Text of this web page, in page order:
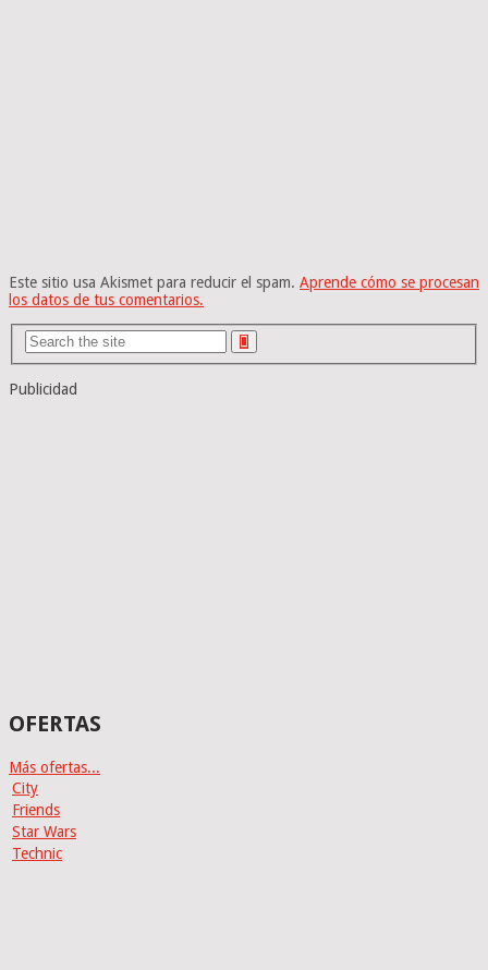
Este sitio usa Akismet para reducir el spam. Aprende cómo se procesan
los datos de tus comentarios.
Publicidad
OFERTAS
Más ofertas...
City
Friends
Star Wars
Technic